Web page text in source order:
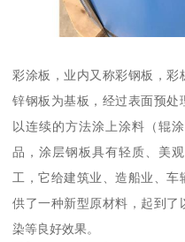
彩涂板，业内又称彩钢板，
锌钢板为基板，经过表面预处
以连续的方法涂上涂料（辊
品，涂层钢板具有轻质、美
工，它给建筑业、造船业、
供了一种新型原材料，起到
染等良好效果。